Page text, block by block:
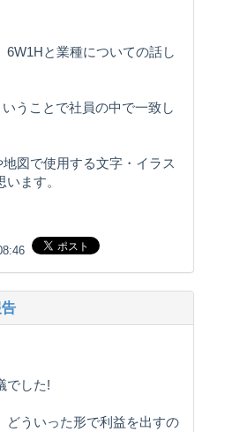
6W1Hと業種についての話し
うことで社員の中で一致し
図で使用する文字・イラス
ます。
でした!
どういった形で利益を出すの